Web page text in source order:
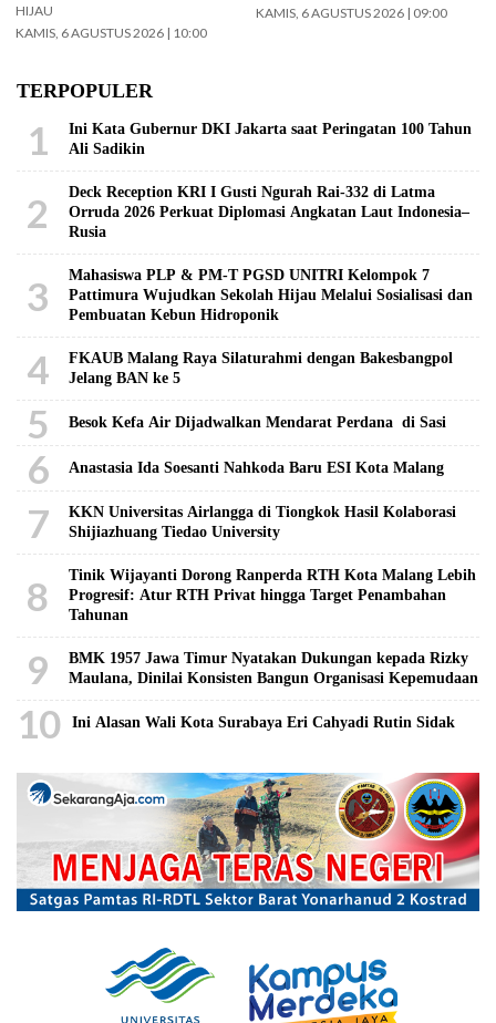
HIJAU
KAMIS, 6 AGUSTUS 2026 | 10:00
KAMIS, 6 AGUSTUS 2026 | 09:00
TERPOPULER
1
Ini Kata Gubernur DKI Jakarta saat Peringatan 100 Tahun
Ali Sadikin
2
Deck Reception KRI I Gusti Ngurah Rai-332 di Latma
Orruda 2026 Perkuat Diplomasi Angkatan Laut Indonesia–
Rusia
3
Mahasiswa PLP & PM-T PGSD UNITRI Kelompok 7
Pattimura Wujudkan Sekolah Hijau Melalui Sosialisasi dan
Pembuatan Kebun Hidroponik
4
FKAUB Malang Raya Silaturahmi dengan Bakesbangpol
Jelang BAN ke 5
5 Besok Kefa Air Dijadwalkan Mendarat Perdana di Sasi
6 Anastasia Ida Soesanti Nahkoda Baru ESI Kota Malang
7
KKN Universitas Airlangga di Tiongkok Hasil Kolaborasi ​
Shijiazhuang Tiedao University
8
Tinik Wijayanti Dorong Ranperda RTH Kota Malang Lebih
Progresif: Atur RTH Privat hingga Target Penambahan
Tahunan
9
BMK 1957 Jawa Timur Nyatakan Dukungan kepada Rizky
Maulana, Dinilai Konsisten Bangun Organisasi Kepemudaan
10 Ini Alasan Wali Kota Surabaya Eri Cahyadi Rutin Sidak